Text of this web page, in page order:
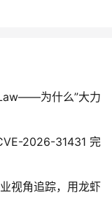
为什么”大力
2026-31431 完
视角追踪，用龙虾